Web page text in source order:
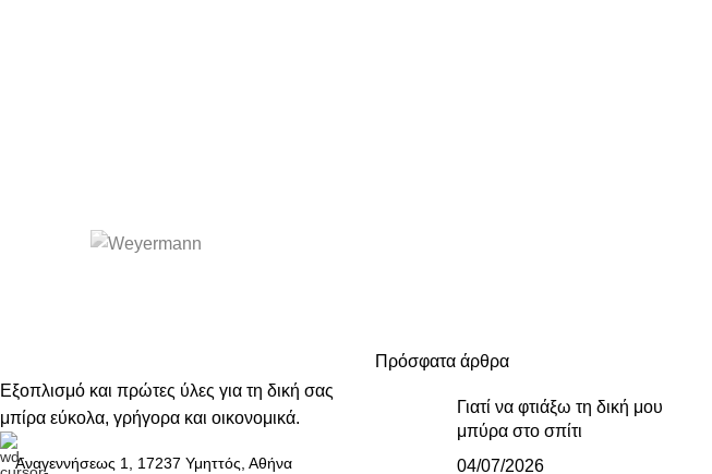
Εξοπλισμό και πρώτες ύλες για τη δική σας
μπίρα εύκολα, γρήγορα και οικονομικά.
Αναγεννήσεως 1, 17237 Υμηττός, Αθήνα
Πρόσφατα άρθρα
Γιατί να φτιάξω τη δική μου
μπύρα στο σπίτι
04/07/2026